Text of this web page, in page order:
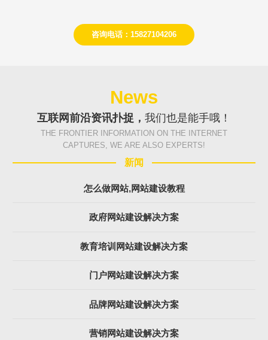
咨询电话：15827104206
News
互联网前沿资讯扑捉， 我们也是能手哦！
THE FRONTIER INFORMATION ON THE INTERNET
CAPTURES, WE ARE ALSO EXPERTS!
新闻
怎么做网站,网站建设教程
政府网站建设解决方案
教育培训网站建设解决方案
门户网站建设解决方案
品牌网站建设解决方案
营销网站建设解决方案